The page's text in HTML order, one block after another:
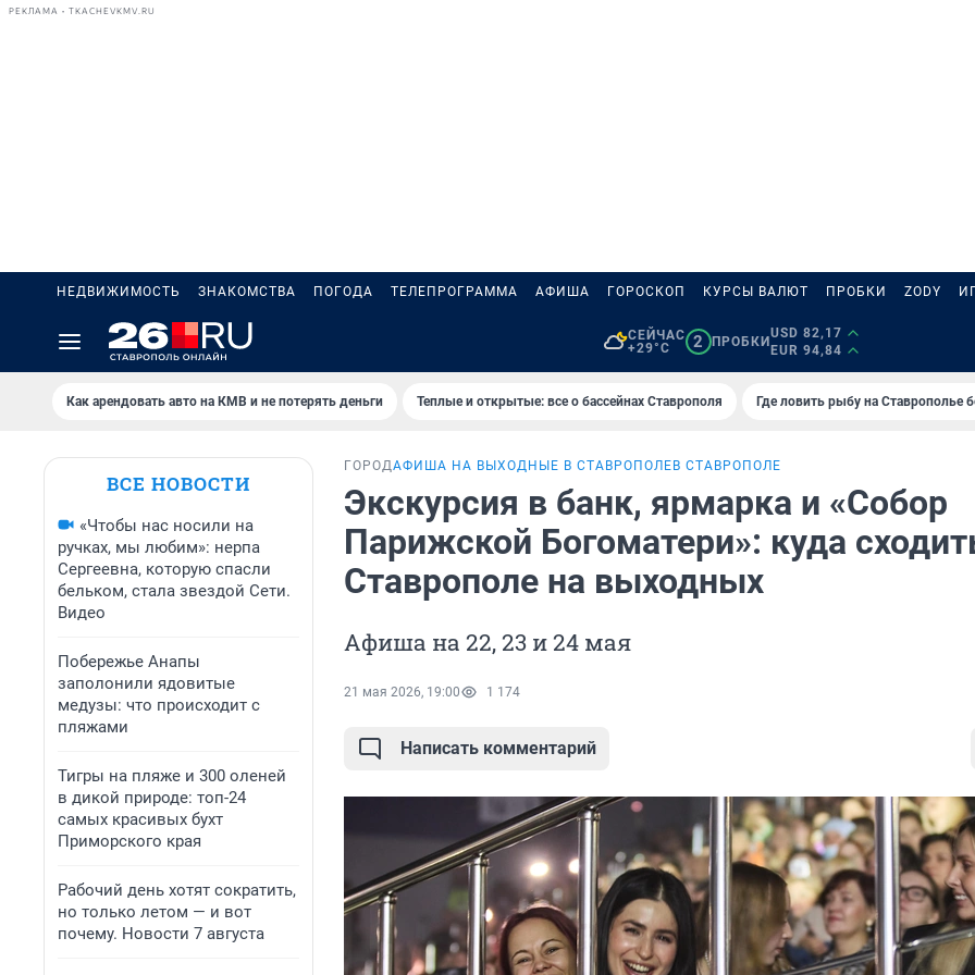
РЕКЛАМА • TKACHEVKMV.RU
НЕДВИЖИМОСТЬ ЗНАКОМСТВА ПОГОДА ТЕЛЕПРОГРАММА АФИША ГОРОСКОП КУРСЫ ВАЛЮТ ПРОБКИ ZODY
СЕЙЧАС
+29°C
2 ПРОБКИ
USD 82,17
EUR 94,84
Как арендовать авто на КМВ и не потерять деньги Теплые и открытые: все о бассейнах Ставрополя Где ловить рыбу на Ставрополье
ВСЕ НОВОСТИ
«Чтобы нас носили на
ручках, мы любим»: нерпа
Сергеевна, которую спасли
бельком, стала звездой Сети.
Видео
Побережье Анапы
заполонили ядовитые
медузы: что происходит с
пляжами
Тигры на пляже и 300 оленей
в дикой природе: топ-24
самых красивых бухт
Приморского края
Рабочий день хотят сократить,
но только летом — и вот
почему. Новости 7 августа
ГОРОДАФИША НА ВЫХОДНЫЕ В СТАВРОПОЛЕ В СТАВРОПОЛЕ
Экскурсия в банк, ярмарка и «Собор
Парижской Богоматери»: куда
Ставрополе на выходных
Афиша на 22, 23 и 24 мая
21 мая 2026, 19:00 1 174
Написать комментарий